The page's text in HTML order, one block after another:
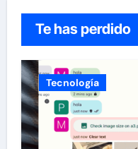
Te has perdido
Tecnología